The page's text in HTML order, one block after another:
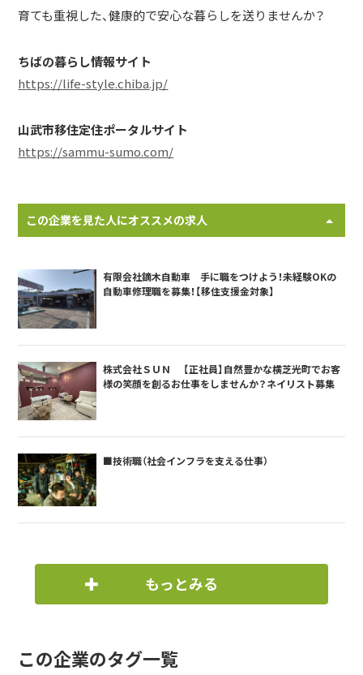
育ても重視した、健康的で安心な暮らしを送りませんか？
ちばの暮らし情報サイト
https://life-style.chiba.jp/
山武市移住定住ポータルサイト
https://sammu-sumo.com/
この企業を見た人にオススメの求人
有限会社鏑木自動車 手に職をつけよう！未経験OKの
自動車修理職を募集！【移住支援金対象】
株式会社ＳＵＮ 【正社員】自然豊かな横芝光町でお客
様の笑顔を創るお仕事をしませんか？ネイリスト募集
■技術職（社会インフラを支える仕事）
もっとみる
この企業のタグ一覧